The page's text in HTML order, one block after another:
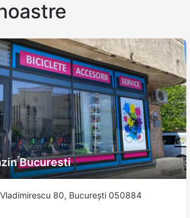
Bucuresti
80, București 050884